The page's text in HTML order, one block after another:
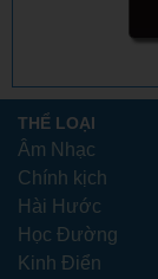
THỂ LOẠI
Âm Nhạc
Chính kịch
Hài Hước
Học Đường
Kinh Điển